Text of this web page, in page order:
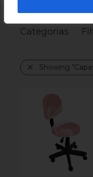
Categorias
Showing